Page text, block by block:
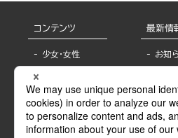
コンテンツ
少女・女性
BL
ライトノベル
青年・一般
最新情
お知
報
書店
海外